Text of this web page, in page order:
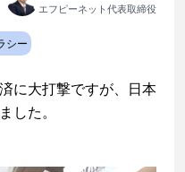
エフピーネット代表取締役
シー
に大打撃ですが、日本
した。